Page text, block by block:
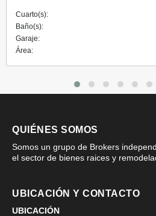
Cuarto(s):
Baño(s):
Garaje:
Área:
QUIÉNES SOMOS
Somos un grupo de Brokers
el sector de bienes raices y
UBICACIÓN Y CONTACTO
UBICACIÓN